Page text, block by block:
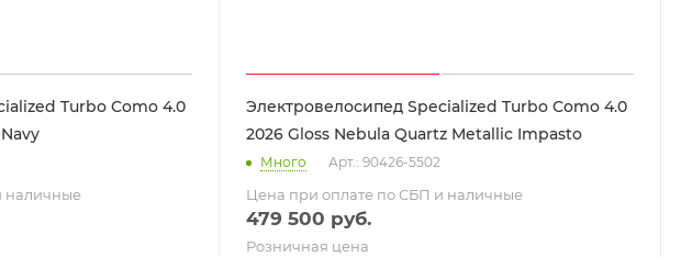
Turbo Como 4.0
наличные
Электровелосипед Specialized Turbo Como 4.0
2026 Gloss Nebula Quartz Metallic Impasto
Много Арт.: 90426-5502
Цена при оплате по СБП и наличные
479 500 руб.
Розничная цена